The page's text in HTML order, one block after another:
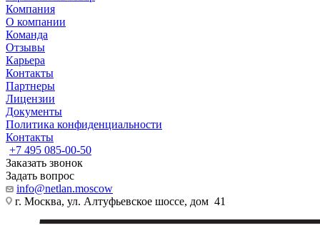
Компания
О компании
Команда
Отзывы
Карьера
Контакты
Партнеры
Лицензии
Документы
Политика конфиденциальности
Контакты
+7 495 085-00-50
Заказать звонок
Задать вопрос
info@netlan.moscow
г. Москва, ул. Алтуфьевское шоссе, дом 41